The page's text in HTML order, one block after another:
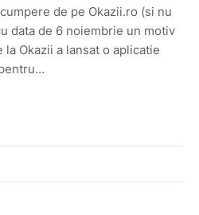
de pe Okazii.ro (si nu
data de 6 noiembrie un motiv
Okazii a lansat o aplicatie